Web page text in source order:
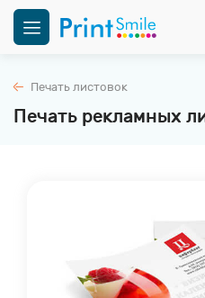
Печать листовок
Печать рекламных